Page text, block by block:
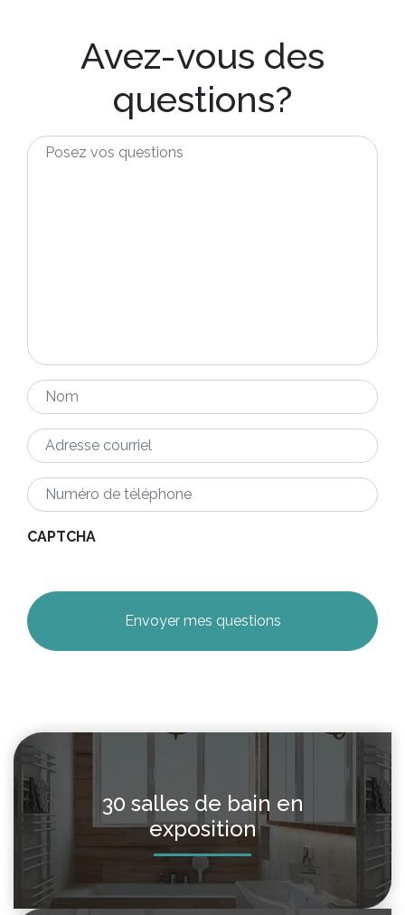
Avez-vous des
questions?
Posez
vos
Nom
Adresse
courriel *
Numéro
de
CAPTCHA
30 salles de bain en
exposition